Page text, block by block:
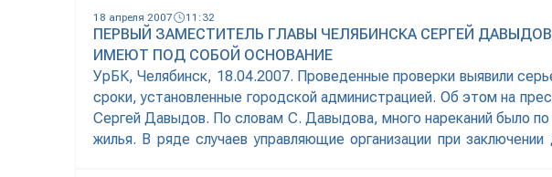
18 апреля 2007 11:32
ПЕРВЫЙ ЗАМЕСТИТЕЛЬ ГЛАВЫ ЧЕЛЯБИНСКА СЕРГЕЙ
ИМЕЮТ ПОД СОБОЙ ОСНОВАНИЕ
УрБК, Челябинск, 18.04.2007. Проведенные проверки выявили
сроки, установленные городской администрацией. Об этом на
Сергей Давыдов. По словам С. Давыдова, много нареканий было
жилья. В ряде случаев управляющие организации при